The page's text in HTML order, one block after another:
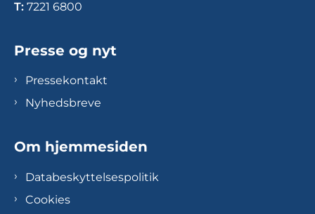
T: 7221 6800
Presse og nyt
Pressekontakt
Nyhedsbreve
Om hjemmesiden
Databeskyttelsespolitik
Cookies